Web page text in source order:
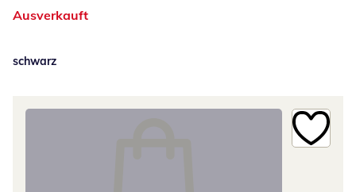
Ausverkauft
schwarz